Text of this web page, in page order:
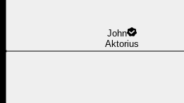
John
Aktorius